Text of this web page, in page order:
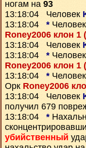
ногам на 93
13:18:04 Человек
13:18:04 * Человек
Roney2006 клон 1
13:18:04 Человек
13:18:04 * Человек
Roney2006 клон 1
13:18:04 * Человек
Орк Roney2006
13:18:04 Человек
получил 679
13:18:04 *
убийственный